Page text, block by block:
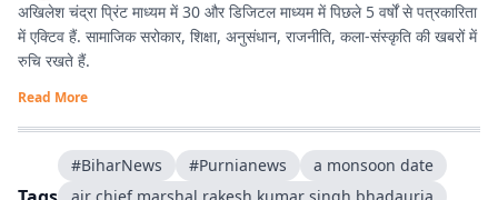
अखिलेश चंद्रा प्रिंट माध्यम में 30 और डिजिटल माध्यम में पिछले 5 वर्षों से पत्रकारिता
में एक्टिव हैं. सामाजिक सरोकार, शिक्षा, अनुसंधान, राजनीति, कला-संस्कृति की खबरों में
रुचि रखते हैं.
Read More
#BiharNews #Purnianews
a monsoon date